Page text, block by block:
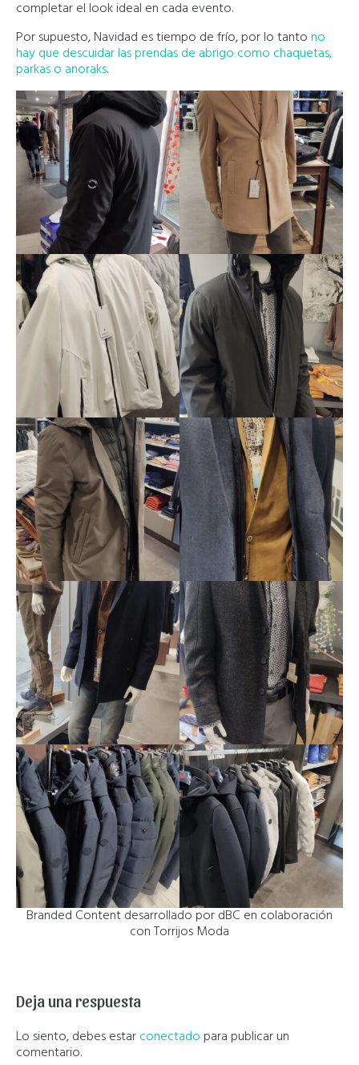
completar el look ideal en cada evento.
Por supuesto, Navidad es tiempo de frío, por lo tantono
hay que descuidar las prendas de abrigo como chaquetas,
parkas o anoraks.
Branded Content desarrollado por dBC en colaboración
con Torrijos Moda
Deja una respuesta
Lo siento, debes estarconectado para publicar un
comentario.